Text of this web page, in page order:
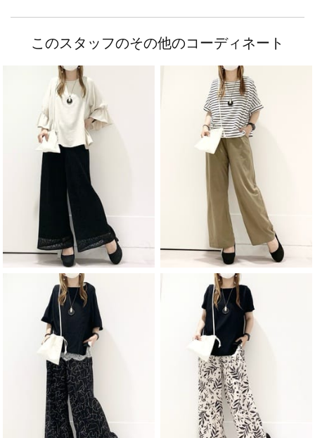
このスタッフのその他のコーディネート